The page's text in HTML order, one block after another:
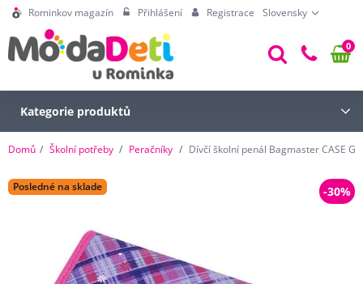
Rominkov magazín Přihlášení Registrace Slovensky
0
Kategorie produktů
Domů Školní potřeby Peračníky Dívčí školní penál Bagmaster CASE
Posledné na sklade -30%